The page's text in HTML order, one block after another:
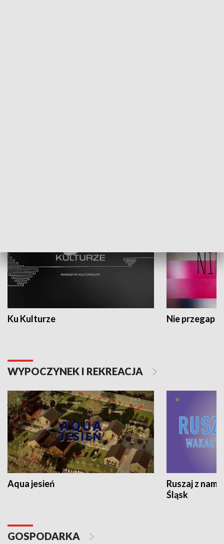
Ku Kulturze Nie przegap
WYPOCZYNEK I REKREACJA
Aqua jesień
Ruszaj z
Śląsk
GOSPODARKA